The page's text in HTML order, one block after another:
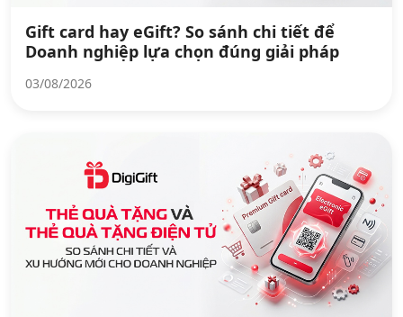
Gift card hay eGift? So sánh chi tiết để
Doanh nghiệp lựa chọn đúng giải pháp
03/08/2026